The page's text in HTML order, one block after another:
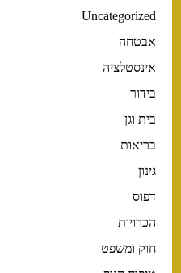
Uncategorized
אבטחה
אינסטלציה
בידור
בית וגן
בריאות
גינון
דפוס
הכרויות
חוק ומשפט